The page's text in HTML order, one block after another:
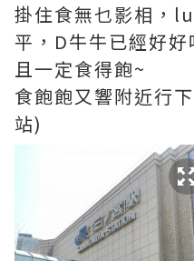
掛住食無乜影相
平，D牛牛已經好
且一定食得飽~
食飽飽又響附近行
站)